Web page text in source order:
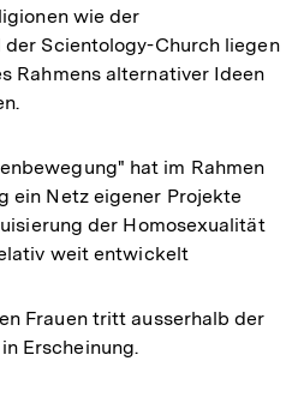
wie der
Scientology-Church liegen
Rahmens alternativer Ideen
hat im Rahmen
ein Netz eigener Projekte
der Homosexualität
weit entwickelt
Frauen tritt ausserhalb der
Erscheinung.